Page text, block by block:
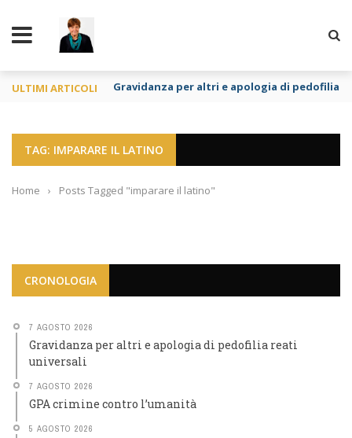
ULTIMI ARTICOLI Gravidanza per altri e apologia di pedofilia
TAG: IMPARARE IL LATINO
Home › Posts Tagged "imparare il latino"
CRONOLOGIA
7 AGOSTO 2026
Gravidanza per altri e apologia di pedofilia reati
universali
7 AGOSTO 2026
GPA crimine contro l’umanità
5 AGOSTO 2026